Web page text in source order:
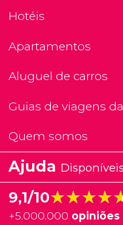
Hotéis
Apartamentos
Aluguel de carros
Guias de viagens
Quem somos
Ajuda
9,1/10
+5.000.000 opiniões